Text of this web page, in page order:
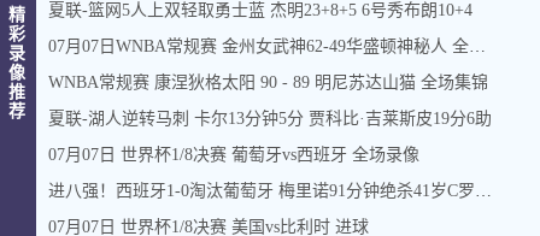
精
彩
录
像
推
荐
夏联-篮网5人上双轻取勇士蓝 杰明23+8+5 6号秀布朗10+4
07月07日WNBA常规赛 金州女武神62-49华盛顿神秘人 全场集锦
WNBA常规赛 康涅狄格太阳 90 - 89 明尼苏达山猫 全场集锦
夏联-湖人逆转马刺 卡尔13分钟5分 贾科比·吉莱斯皮19分6助
07月07日 世界杯1/8决赛 葡萄牙vs西班牙 全场录像
进八强！西班牙1-0淘汰葡萄牙 梅里诺91分钟绝杀41岁C罗最后一舞
07月07日 世界杯1/8决赛 美国vs比利时 进球